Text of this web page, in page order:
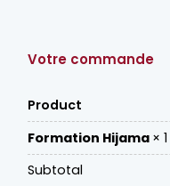
Votre commande
Product
Formation Hijama × 1
Subtotal